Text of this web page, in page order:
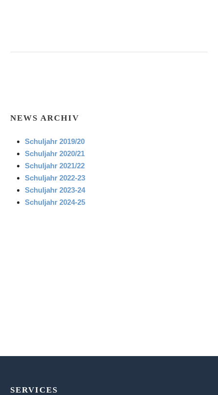
NEWS ARCHIV
Schuljahr 2019/20
Schuljahr 2020/21
Schuljahr 2021/22
Schuljahr 2022-23
Schuljahr 2023-24
Schuljahr 2024-25
SERVICES